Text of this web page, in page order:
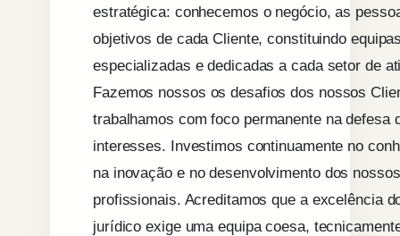
estratégica: conhecemos o negócio, as
objetivos de cada Cliente, constituindo
especializadas e dedicadas a cada setor de
Fazemos nossos os desafios dos nossos
trabalhamos com foco permanente na defesa
interesses. Investimos continuamente no
na inovação e no desenvolvimento dos nossos
profissionais. Acreditamos que a excelência
jurídico exige uma equipa coesa,